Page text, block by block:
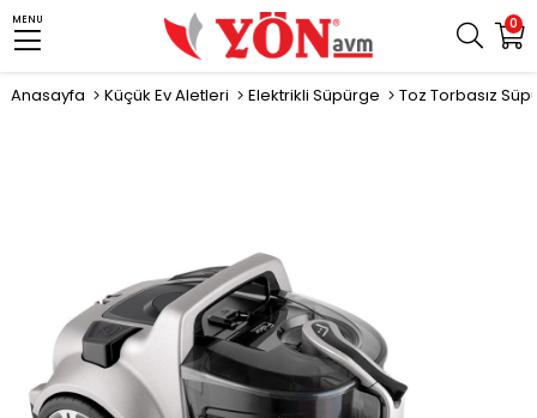
0
MENU
Anasayfa Küçük Ev Aletleri Elektrikli Süpürge Toz Torbasız